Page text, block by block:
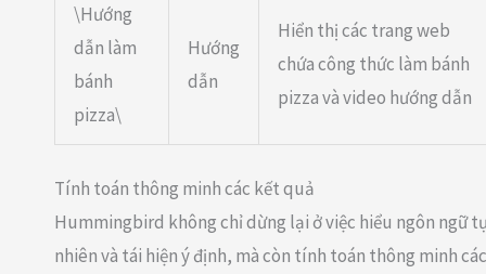
\Hướng
dẫn làm
bánh
pizza\
Hướng
dẫn
Hiển thị các trang web
chứa công thức làm bánh
pizza và video hướng dẫn
Tính toán thông minh các kết quả
Hummingbird không chỉ dừng lại ở việc hiểu ngôn ngữ
nhiên và tái hiện ý định, mà còn tính toán thông minh các